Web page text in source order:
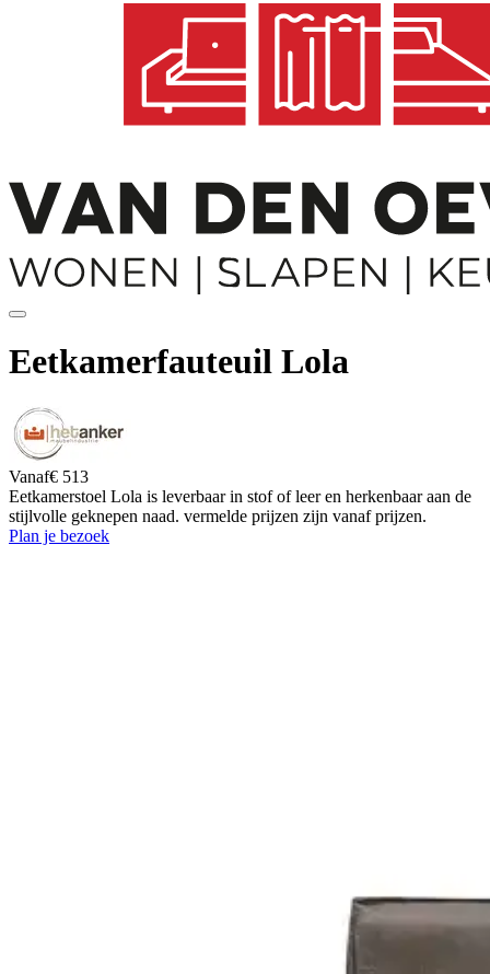
Eetkamerfauteuil Lola
Vanaf€ 513
Eetkamerstoel Lola is leverbaar in stof of leer en herkenbaar aan de
stijlvolle geknepen naad. vermelde prijzen zijn vanaf prijzen.
Plan je bezoek